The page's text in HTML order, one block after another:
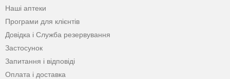
Наші аптеки
Програми для клієнтів
Довідка і Служба резервування
Застосунок
Запитання і відповіді
Оплата і доставка